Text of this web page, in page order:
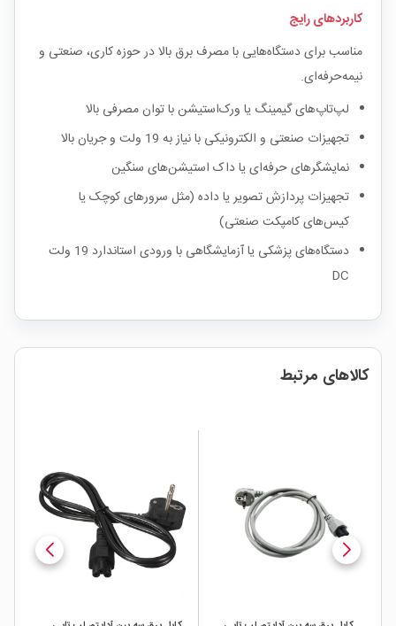
کاربردهای رایج
مناسب برای دستگاه‌هایی با مصرف برق بالا در حوزه کاری، صنعتی و
نیمه‌حرفه‌ای.
لپ‌تاپ‌های گیمینگ یا ورک‌استیشن با توان مصرفی بالا
تجهیزات صنعتی و الکترونیکی با نیاز به 19 ولت و جریان بالا
نمایشگرهای حرفه‌ای یا داک استیشن‌های سنگین
تجهیزات پردازش تصویر یا داده (مثل سرورهای کوچک یا
کیس‌های کامپکت صنعتی)
دستگاه‌های پزشکی یا آزمایشگاهی با ورودی استاندارد 19 ولت
DC
کالاهای مرتبط